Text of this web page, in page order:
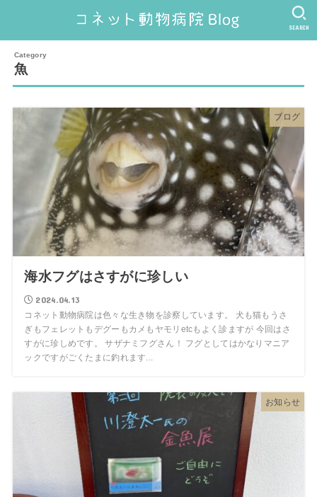
SEARCH
魚
ブログ
海水フグはさすがに珍しい
2024.04.13
コネット動物病院は色々な生き物を診察しています。 犬も猫もうさ
ぎもフェレットもデグーもカメもヤモリetcもよく診ますが 今回はさ
すがに珍しめです。 サザナミフグさん！ フグとしてはかなりマニア
ックですがごくたまに釣れます...
お知らせ